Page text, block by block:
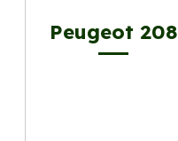
Peugeot 208